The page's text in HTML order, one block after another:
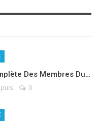
Des Membres Du…
0